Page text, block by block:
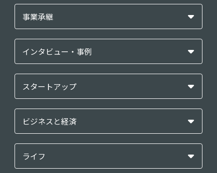
事業承継
インタビュー・事例
スタートアップ
ビジネスと経済
ライフ